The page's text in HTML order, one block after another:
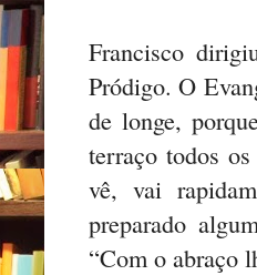
Francisco
Pródigo. O
de longe,
terraço todos
vê, vai
preparado
“Com o abraço